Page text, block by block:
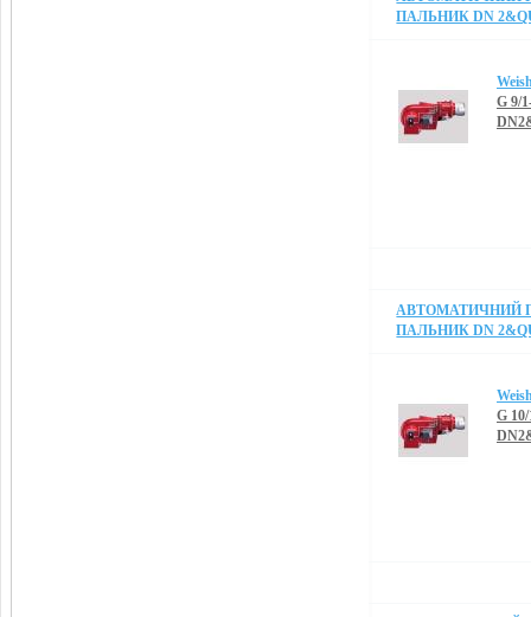
ПАЛЬНИК DN
G 9/
АВТОМАТИЧНИЙ
ПАЛЬНИК DN
G